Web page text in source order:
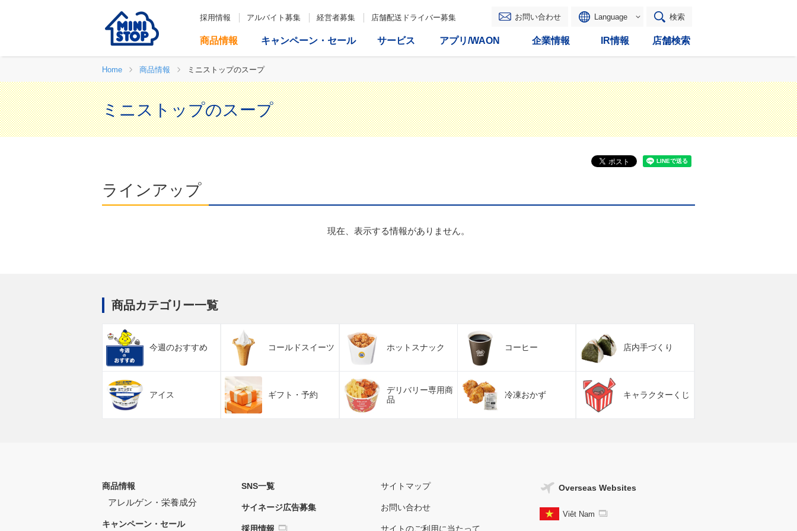
採用情報 アルバイト募集 経営者募集 店舗配送ドライバー募集 お問い合わせ Language 検索
商品情報 キャンペーン・セール サービス アプリ/WAON 企業情報 IR情報 店舗検索
Home 商品情報 ミニストップのスープ
ミニストップのスープ
ラインアップ
現在、表示する情報がありません。
商品カテゴリー一覧
今週のおすすめ コールドスイーツ ホットスナック コーヒー 店内手づくり
アイス ギフト・予約
デリバリー専用商
品
冷凍おかず キャラクターくじ
商品情報
アレルゲン・栄養成分
キャンペーン・セール
SNS一覧
サイネージ広告募集
採用情報
サイトマップ
お問い合わせ
サイトのご利用に当たって
Overseas Websites
Viêt Nam